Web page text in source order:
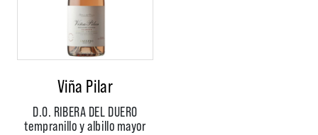
Viña Pilar
D.O. RIBERA DEL DUERO
tempranillo y albillo mayor